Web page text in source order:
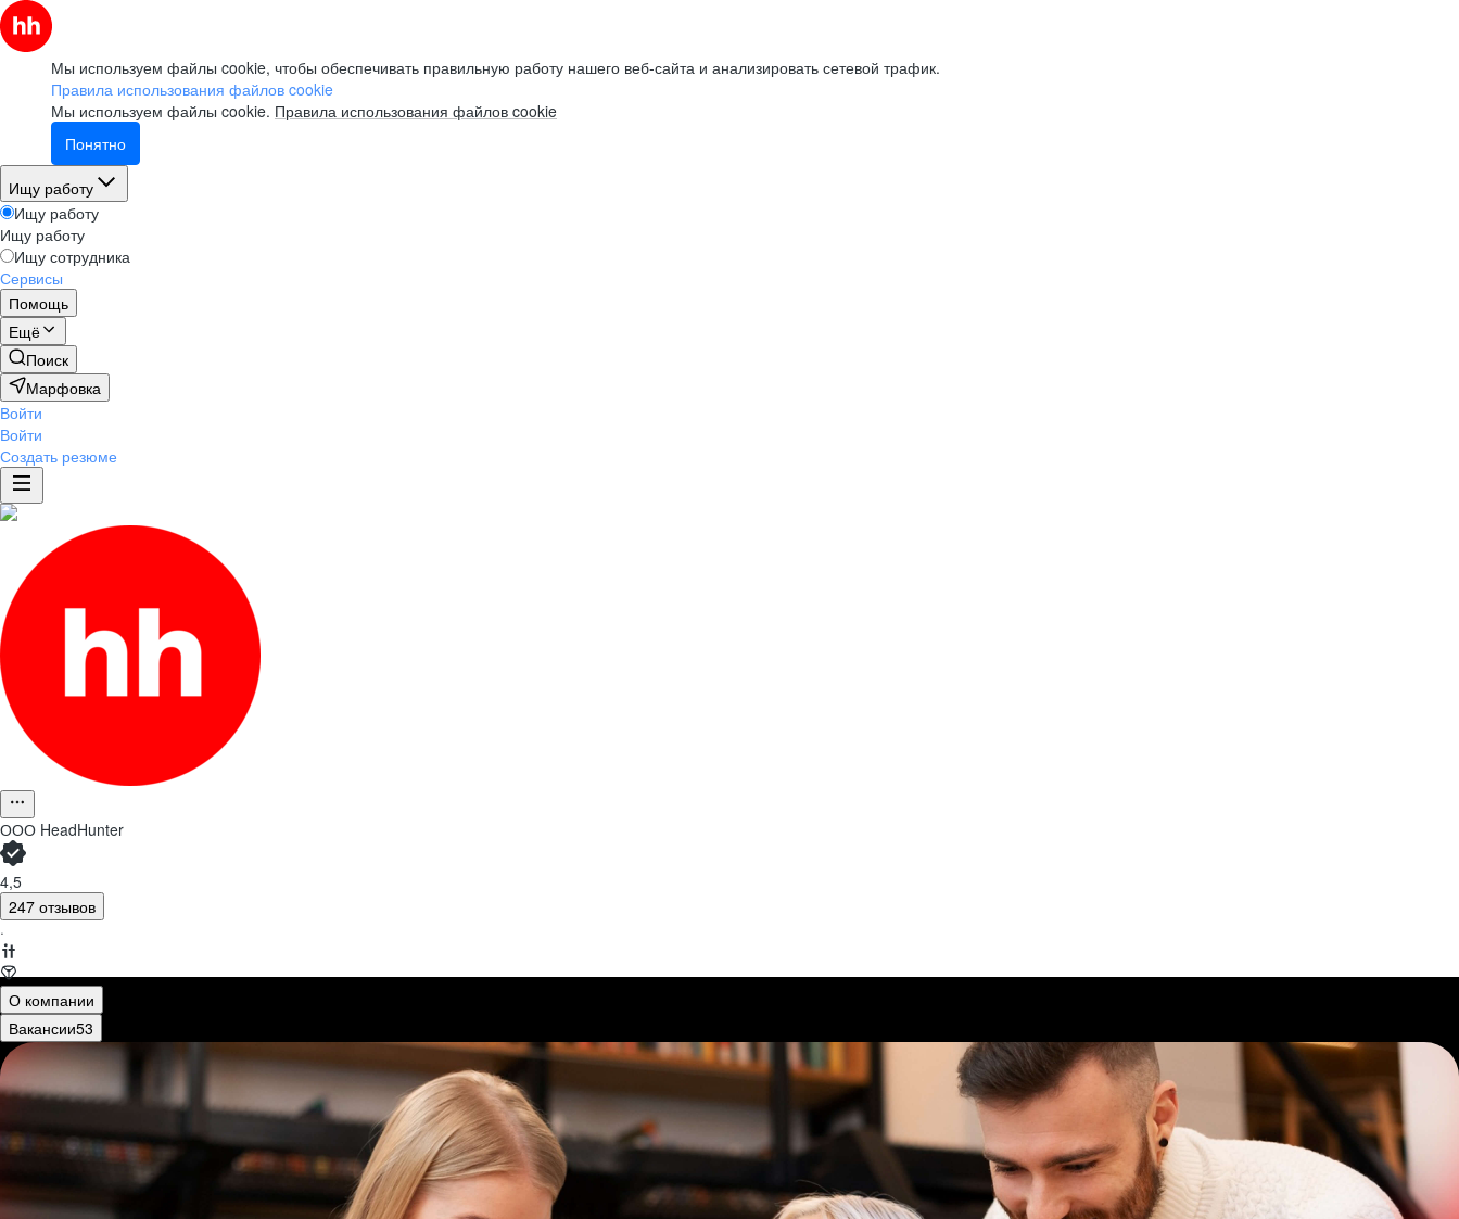
Мы используем файлы cookie, чтобы обеспечивать правильную работу нашего веб-сайта и анализировать сетевой трафик.
Правила использования файлов cookie
Мы используем файлы cookie. Правила использования файлов cookie
Понятно
Ищу работу
Ищу работу
Ищу работу
Ищу сотрудника
Сервисы
Помощь
Ещё
Поиск
Марфовка
Войти
Войти
Создать резюме
ООО HeadHunter
4,5
247 отзывов
·
О компании
Вакансии53